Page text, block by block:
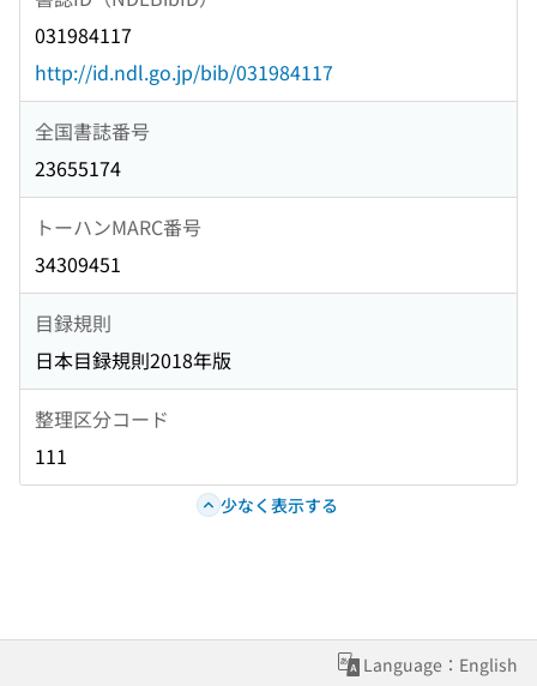
031984117
http://id.ndl.go.jp/bib/031984117
全国書誌番号
23655174
トーハンMARC番号
34309451
目録規則
日本目録規則2018年版
整理区分コード
111
少なく表示する
Language：English